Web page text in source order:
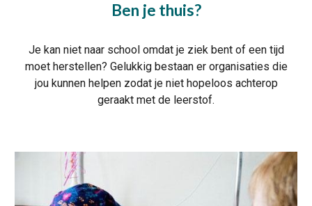
Ben je thuis?
Je kan niet naar school omdat je ziek bent of een tijd
moet herstellen? Gelukkig bestaan er organisaties die
jou kunnen helpen zodat je niet hopeloos achterop
geraakt met de leerstof.